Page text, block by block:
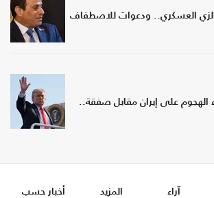
الزي العسكري.. ودعوات للاصطفاف
الهجوم على إيران مقابل صفقة..
آراء المزيد
أخبار حسب